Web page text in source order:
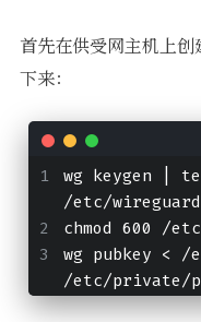
首先在供受网主机上
下来：
wg keygen |
/etc/
chmod 600 /
wg pubkey <
/etc/private/